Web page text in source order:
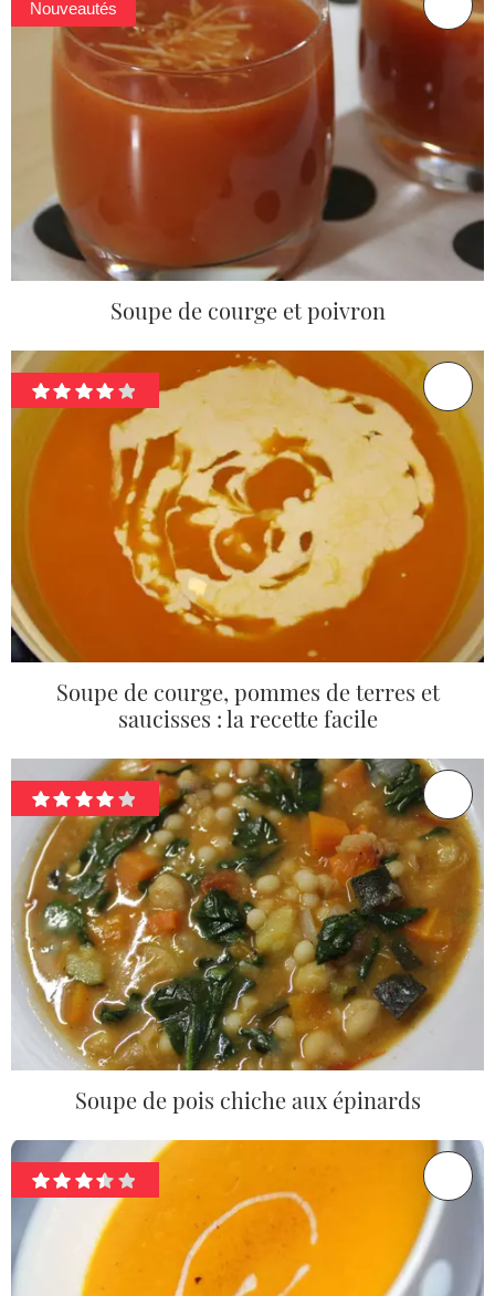
Nouveautés
Soupe de courge et poivron
Soupe de courge, pommes de terres et
saucisses : la recette facile
Soupe de pois chiche aux épinards